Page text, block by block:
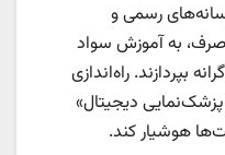
رسمی و
صرف، به آموزش سواد
بپردازند. راه‌اندازی
دیجیتال»
هوشیار کند.